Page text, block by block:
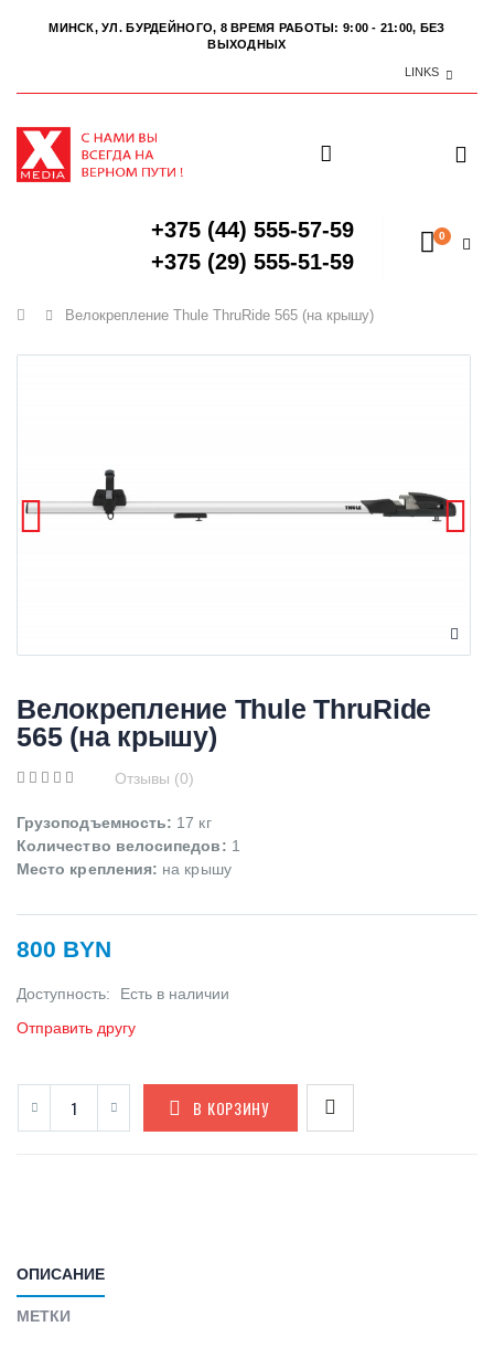
МИНСК, УЛ. БУРДЕЙНОГО, 8 ВРЕМЯ РАБОТЫ: 9:00 - 21:00, БЕЗ
ВЫХОДНЫХ
LINKS
+375 (44) 555-57-59
+375 (29) 555-51-59
0
Главная
Велокрепление Thule ThruRide 565 (на крышу)
Велокрепление Thule ThruRide
565 (на крышу)
Отзывы (0)
Грузоподъемность: 17 кг
Количество велосипедов: 1
Место крепления: на крышу
800 BYN
Доступность:
Есть в наличии
Отправить другу
В КОРЗИНУ
ОПИСАНИЕ
МЕТКИ